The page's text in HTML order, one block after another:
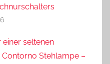
einer seltenen
Contorno Stehlampe –